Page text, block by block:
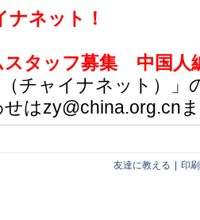
ネット！
スタッフ募集
中国人
（チャイナネット）」
はzy@china.org.cn
友達に教える 印刷